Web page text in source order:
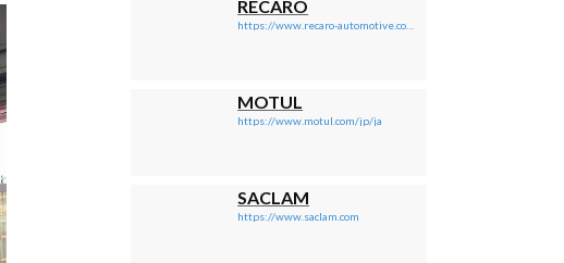
RECARO
MOTUL
https://www.motul.com/jp/ja
SACLAM
https://www.saclam.com